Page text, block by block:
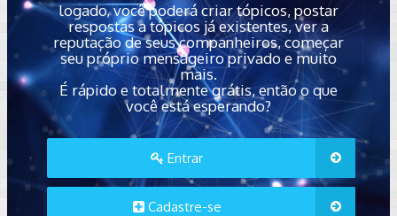
logado, você poderá criar tópicos, postar
respostas a tópicos já existentes, ver a
reputação de seus companheiros, começar
seu próprio mensageiro privado e muito
mais.
É rápido e totalmente grátis, então o que
você está esperando?
Entrar
Cadastre-se